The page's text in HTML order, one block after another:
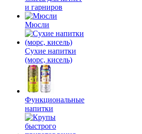
и гарниров
Мюсли
Сухие напитки
(морс, кисель)
Функциональные
напитки